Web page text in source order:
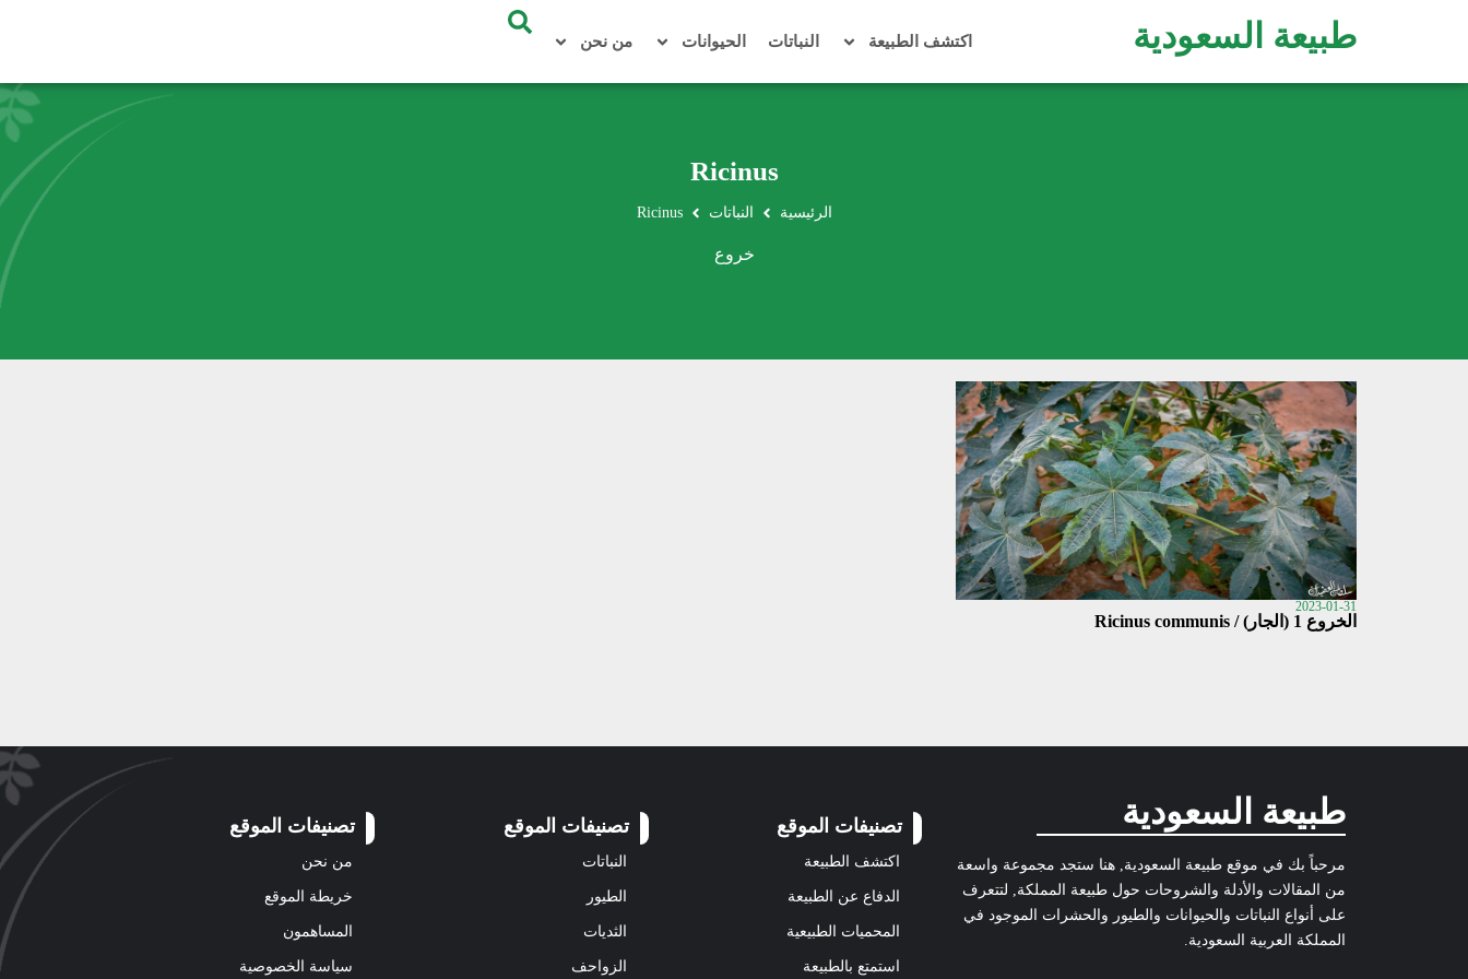
طبيعة السعودية اكتشف الطبيعة النباتات الحيوانات من نحن
Ricinus
الرئيسية النباتات Ricinus
خروع
2023-01-31
الخروع 1 (الجار) / Ricinus communis
طبيعة السعودية
مرحباً بك في موقع طبيعة السعودية, هنا ستجد مجموعة واسعة
من المقالات والأدلة والشروحات حول طبيعة المملكة, لتتعرف
على أنواع النباتات والحيوانات والطيور والحشرات الموجود في
المملكة العربية السعودية.
تصنيفات الموقع
اكتشف الطبيعة
الدفاع عن الطبيعة
المحميات الطبيعية
استمتع بالطبيعة
تصنيفات الموقع
النباتات
الطيور
الثديات
الزواحف
تصنيفات الموقع
من نحن
خريطة الموقع
المساهمون
سياسة الخصوصية